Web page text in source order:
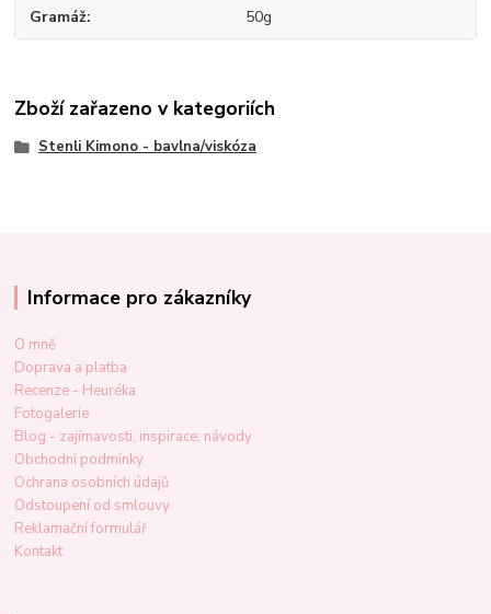
Gramáž 50g
Zboží zařazeno v kategoriích
Stenli Kimono - bavlna/viskóza
Informace pro zákazníky
O mně
Doprava a platba
Recenze - Heuréka
Fotogalerie
Blog - zajímavosti, inspirace, návody
Obchodní podmínky
Ochrana osobních údajů
Odstoupení od smlouvy
Reklamační formulář
Kontakt